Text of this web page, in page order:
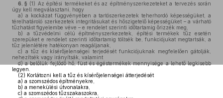
6. § (1) Az építési termékeket és az építményszerkezeteket a tervezés során
úgy kell megválasztani, hogy
a) a kockázat függvényében a tartószerkezetek teherhordó képességüket, a
térelhatároló szerkezetek integritásukat és hőszigetelő képességüket – a várható
tűzhatást figyelembe véve – e rendelet szerinti időtartamig őrizzék meg,
b) a tűzvédelmi célú építményszerkezetek, építési termékek tűz esetén
szerepüket e rendelet szerinti időtartamig töltsék be, funkciójukat megtartsák, a
tűz jelenlétére hatékonyan reagáljanak,
c) a tűz és kísérőjelenségei terjedését funkciójuknak megfelelően gátolják,
nehezítsék vagy irányítsák, valamint
d) a belőlük fejlődő hő, füst és égéstermékek mennyisége a lehető legkisebb
legyen.
(2) Korlátozni kell a tűz és kísérőjelenségei átterjedését
a) a szomszédos építményekre,
b) a menekülési útvonalakra,
c) a szomszédos tűzszakaszokra,